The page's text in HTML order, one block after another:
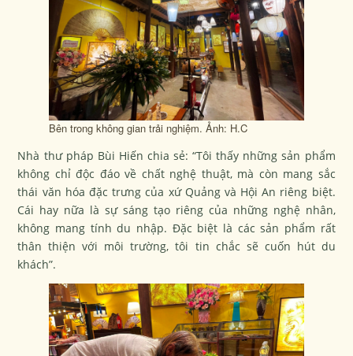
Bên trong không gian trải nghiệm. Ảnh: H.C
Nhà thư pháp Bùi Hiến chia sẻ: “Tôi thấy những sản phẩm
không chỉ độc đáo về chất nghệ thuật, mà còn mang sắc
thái văn hóa đặc trưng của xứ Quảng và Hội An riêng biệt.
Cái hay nữa là sự sáng tạo riêng của những nghệ nhân,
không mang tính du nhập. Đặc biệt là các sản phẩm rất
thân thiện với môi trường, tôi tin chắc sẽ cuốn hút du
khách”.